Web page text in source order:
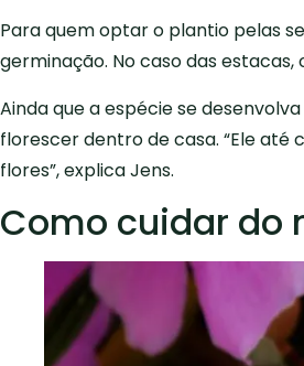
Para quem optar o plantio pelas
germinação. No caso das
Ainda que a espécie se
florescer dentro de casa. “Ele
flores”, explica Jens.
Como cuidar